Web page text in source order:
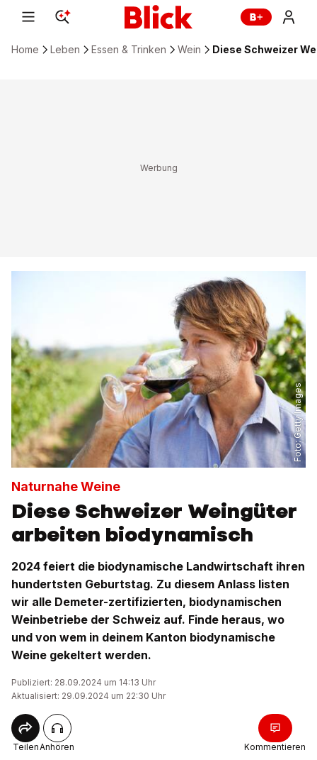
Home Leben Essen & Trinken Wein Diese Schweizer
Foto:
Getty Images
Naturnahe Weine
Diese Schweizer Weingüter
arbeiten biodynamisch
2024 feiert die biodynamische Landwirtschaft ihren
hundertsten Geburtstag. Zu diesem Anlass listen
wir alle Demeter-zertifizierten, biodynamischen
Weinbetriebe der Schweiz auf. Finde heraus, wo
und von wem in deinem Kanton biodynamische
Weine gekeltert werden.
Publiziert: 28.09.2024 um 14:13 Uhr
Aktualisiert: 29.09.2024 um 22:30 Uhr
TeilenAnhören Kommentieren